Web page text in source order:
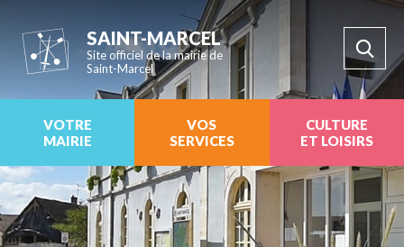
SAINT-MARCEL
Site officiel de la mairie de
Saint-Marcel
VOTRE
MAIRIE
VOS
SERVICES
CULTURE
ET LOISIRS